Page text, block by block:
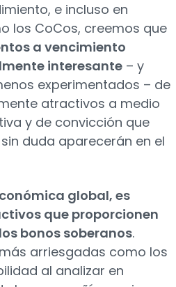
e incluso en
los CoCos, creemos que
a vencimiento
interesante – y
experimentados – de
atractivos a medio
y de convicción que
duda aparecerán en el
global, es
que proporcionen
bonos soberanos.
arriesgadas como los
al analizar en